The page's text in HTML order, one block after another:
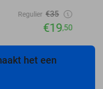
Regulier €35
€19,50
het een